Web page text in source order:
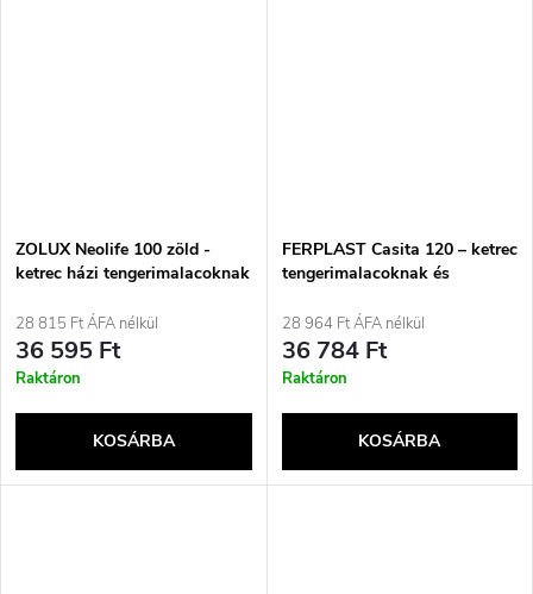
ZOLUX Neolife 100 zöld -
ketrec házi tengerimalacoknak
28 815 Ft ÁFA nélkül
36 595 Ft
Raktáron
KOSÁRBA
FERPLAST Casita 120 – ketrec
tengerimalacoknak és
28 964 Ft ÁFA nélkül
36 784 Ft
Raktáron
KOSÁRBA